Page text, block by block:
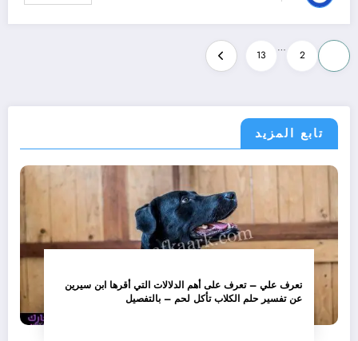
تعدد
صفحات
المقالات
2
…
13
تابع المزيد
تعرف علي – تعرف على أهم الدلالات التي أقرها ابن سيرين
عن تفسير حلم الكلاب تأكل لحم – بالتفصيل